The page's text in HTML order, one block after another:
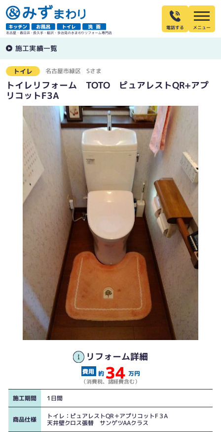
名古屋・春日井・長久手・稲沢・多治見の水まわりリフォーム専門店
電話する
施工実績一覧
トイレ 名古屋市緑区 Sさま
トイレリフォーム TOTO ピュアレストQR+アプ
リコットF3A
リフォーム詳細
約 34 万円
（消費税、諸経費含む）
施工期間 1日間
商品仕様
トイレ：ピュアレストQR＋アプリコットF３A
天井壁クロス張替 サンゲツAAクラス
洗浄便座横の操作部がなくなり、スッキリしました。